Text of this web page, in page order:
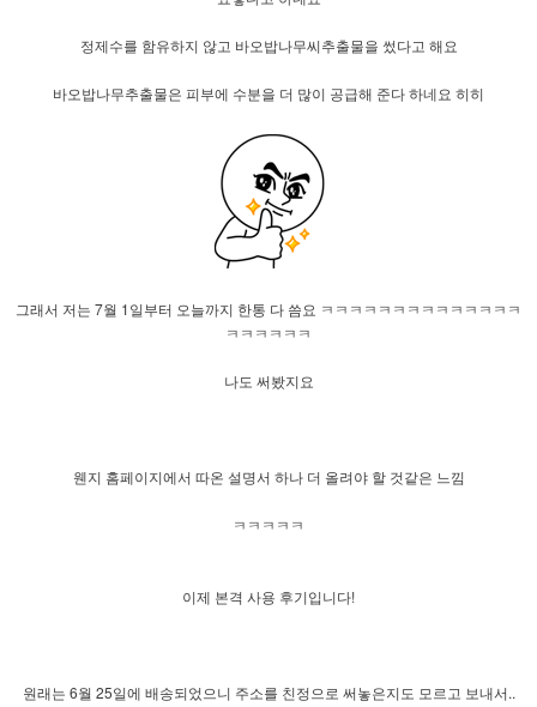
정제수를 함유하지 않고 바오밥나무씨추출물을 썼다고 해요
바오밥나무추출물은 피부에 수분을 더 많이 공급해 준다 하네요 히히
그래서 저는 7월 1일부터 오늘까지 한통 다 씀요 ㅋㅋㅋㅋㅋㅋㅋㅋㅋㅋㅋㅋㅋㅋ
ㅋㅋㅋㅋㅋㅋ
나도 써봤지요
웬지 홈페이지에서 따온 설명서 하나 더 올려야 할 것같은 느낌
ㅋㅋㅋㅋㅋ
이제 본격 사용 후기입니다!
원래는 6월 25일에 배송되었으니 주소를 친정으로 써놓은지도 모르고 보내서..